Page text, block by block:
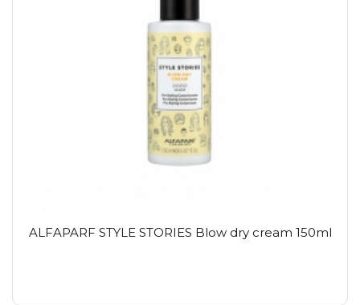
ALFAPARF STYLE STORIES Blow dry cream 150ml